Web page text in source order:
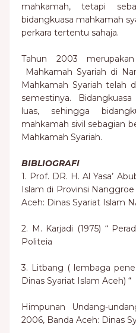
mahkamah, tetapi
bidangkuasa mahkamah
perkara tertentu sahaja.
Tahun 2003
Mahkamah Syariah di
Mahkamah Syariah telah
semestinya.
luas, sehingga
mahkamah sivil sebagian
Mahkamah Syariah.
BIBLIOGRAFI
1. Prof. DR. H. Al Yasa’
Islam di Provinsi
Aceh: Dinas Syariat Islam
2. M. Karjadi (1975) “
Politeia
3. Litbang ( lembaga
Dinas Syariat Islam Aceh) “
Himpunan Undang-
2006, Banda Aceh: Dinas